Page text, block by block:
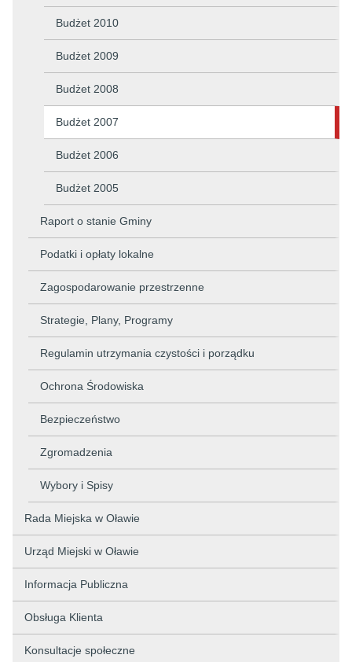
Budżet 2010
Budżet 2009
Budżet 2008
Budżet 2007
Budżet 2006
Budżet 2005
Raport o stanie Gminy
Podatki i opłaty lokalne
Zagospodarowanie przestrzenne
Strategie, Plany, Programy
Regulamin utrzymania czystości i porządku
Ochrona Środowiska
Bezpieczeństwo
Zgromadzenia
Wybory i Spisy
Rada Miejska w Oławie
Urząd Miejski w Oławie
Informacja Publiczna
Obsługa Klienta
Konsultacje społeczne